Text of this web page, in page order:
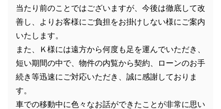
当たり前のことではございますが、今後は徹底して改
善し、よりお客様にご負担をお掛けしない様にご案内
いたします。
また、Ｋ様には遠方から何度も足を運んでいただき、
短い期間の中で、物件の内覧から契約、ローンのお手
続き等迅速にご対応いただき、誠に感謝しておりま
す。
車での移動中に色々なお話ができたことが非常に思い